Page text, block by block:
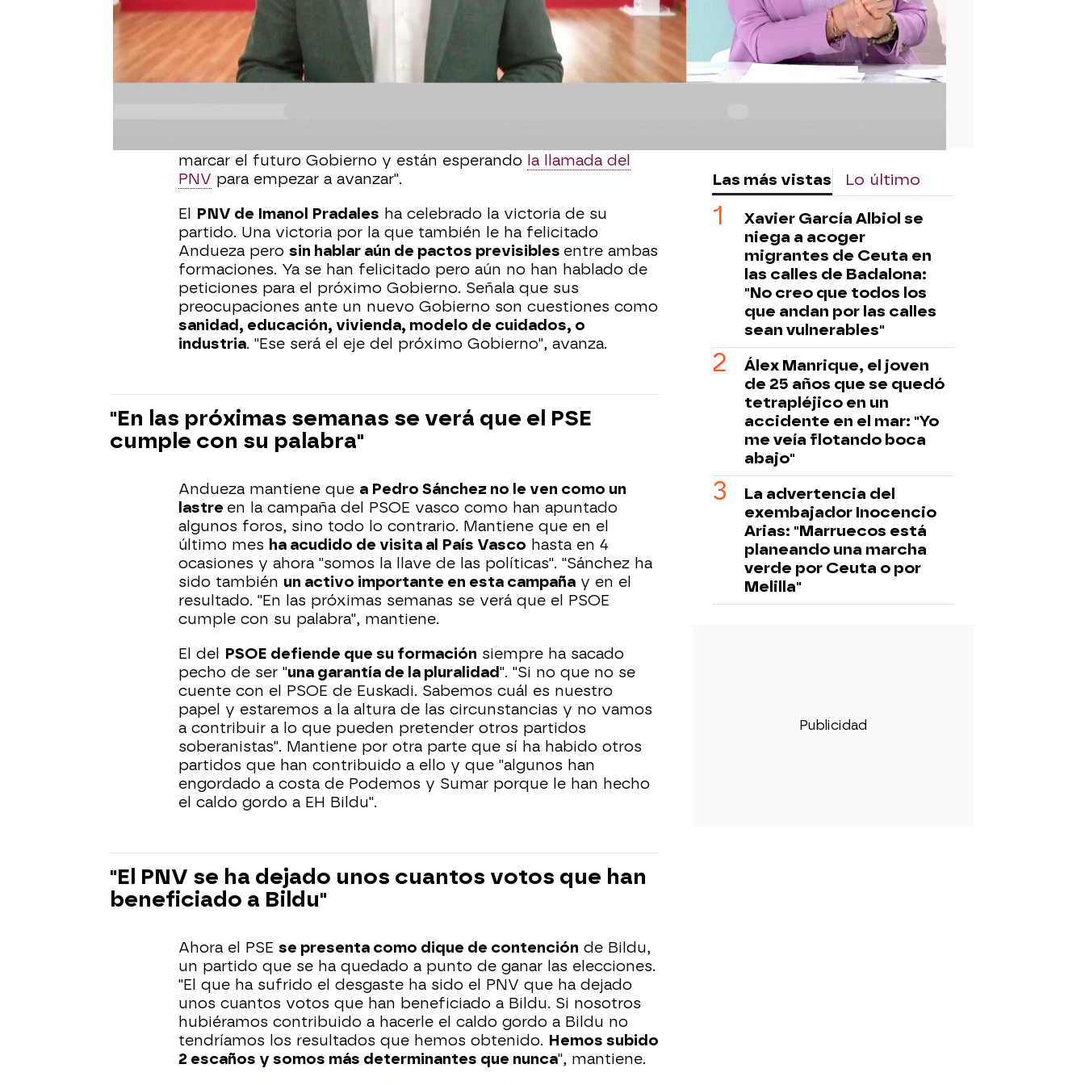
Eneko Andueza , candidato del PSOE a las elecciones del País
Vasco 2024
celebradas este domingo ha valorado el
resultado
de los comicios que han igualado en votos al PNV y a BILDU
aunque la primera formación ha obtenido más volumen de
marcar el futuro Gobierno y están esperando la llamada del
PNV para empezar a avanzar".
El PNV de Imanol Pradales ha celebrado la victoria de su
partido. Una victoria por la que también le ha felicitado
Andueza pero sin hablar aún de pactos previsibles entre ambas
formaciones. Ya se han felicitado pero aún no han hablado de
peticiones para el próximo Gobierno. Señala que sus
preocupaciones ante un nuevo Gobierno son cuestiones como
sanidad, educación, vivienda, modelo de cuidados, o
industria. "Ese será el eje del próximo Gobierno", avanza.
"En las próximas semanas se verá que el PSE
cumple con su palabra"
Andueza mantiene que a Pedro Sánchez no le ven como un
lastre en la campaña del PSOE vasco como han apuntado
algunos foros, sino todo lo contrario. Mantiene que en el
último mes ha acudido de visita al País Vasco hasta en 4
ocasiones y ahora "somos la llave de las políticas". "Sánchez ha
sido también un activo importante en esta campaña y en el
resultado. "En las próximas semanas se verá que el PSOE
cumple con su palabra", mantiene.
El del PSOE defiende que su formación siempre ha sacado
pecho de ser "una garantía de la pluralidad". "Si no que no se
cuente con el PSOE de Euskadi. Sabemos cuál es nuestro
papel y estaremos a la altura de las circunstancias y no vamos
a contribuir a lo que pueden pretender otros partidos
soberanistas". Mantiene por otra parte que sí ha habido otros
partidos que han contribuido a ello y que "algunos han
engordado a costa de Podemos y Sumar porque le han hecho
el caldo gordo a EH Bildu".
"El PNV se ha dejado unos cuantos votos que han
beneficiado a Bildu"
Ahora el PSE se presenta como dique de contención de Bildu,
un partido que se ha quedado a punto de ganar las elecciones.
"El que ha sufrido el desgaste ha sido el PNV que ha dejado
unos cuantos votos que han beneficiado a Bildu. Si nosotros
hubiéramos contribuido a hacerle el caldo gordo a Bildu no
tendríamos los resultados que hemos obtenido. Hemos subido
2 escaños y somos más determinantes que nunca", mantiene.
Las más vistas Lo último
Xavier García Albiol se
niega a acoger
migrantes de Ceuta en
las calles de Badalona:
"No creo que todos los
que andan por las calles
sean vulnerables"
Álex Manrique, el joven
de 25 años que se quedó
tetrapléjico en un
accidente en el mar: "Yo
me veía flotando boca
abajo"
La advertencia del
exembajador Inocencio
Arias: "Marruecos está
planeando una marcha
verde por Ceuta o por
Melilla"